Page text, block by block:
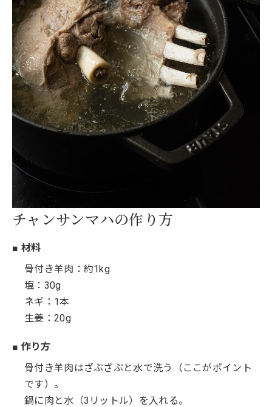
チャンサンマハの作り方
■ 材料
骨付き羊肉：約1kg
塩：30g
ネギ：1本
生姜：20g
■ 作り方
骨付き羊肉はざぶざぶと水で洗う（ここがポイント
です）。
鍋に肉と水（3リットル）を入れる。